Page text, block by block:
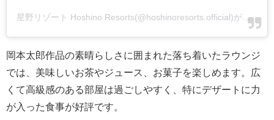
星野リゾート Hoshino Resorts(@hoshinoresorts.official)がシェアした投稿
岡本太郎作品の素晴らしさに囲まれた落ち着いたラウンジ
では、美味しいお茶やジュース、お菓子を楽しめます。広
くて高級感のある部屋は過ごしやすく、特にデザートに力
が入った食事が好評です。